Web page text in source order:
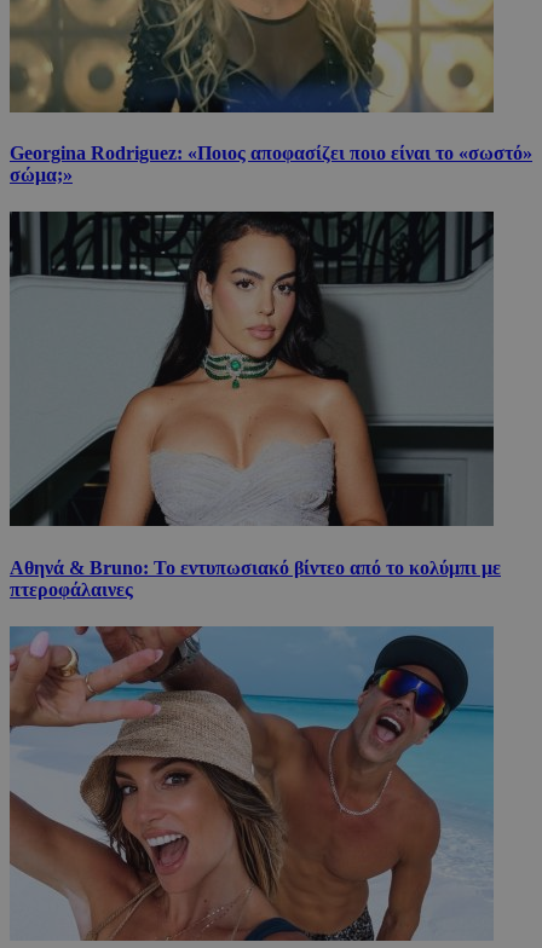
Georgina Rodriguez: «Ποιος αποφασίζει ποιο είναι το «σωστό»
σώμα;»
Αθηνά & Bruno: Το εντυπωσιακό βίντεο από το κολύμπι με
πτεροφάλαινες